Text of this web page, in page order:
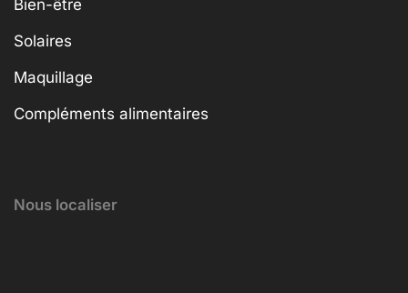
Bien-être
Solaires
Maquillage
Compléments alimentaires
Nous localiser